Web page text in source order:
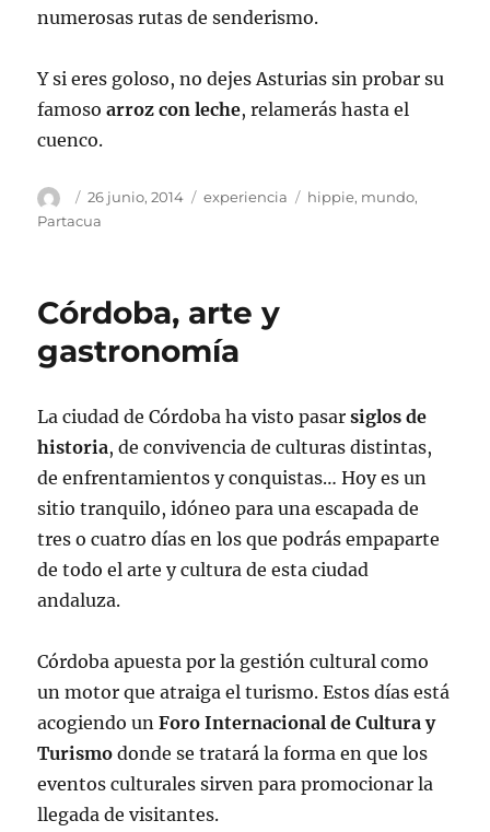
numerosas rutas de senderismo.
Y si eres goloso, no dejes Asturias sin probar su
famosoarroz con leche, relamerás hasta el
cuenco.
AutorPublicado
el
26 junio, 2014 Categorías
experiencia Etiquetas
hippie, mundo,
Partacua
Córdoba, arte y
gastronomía
La ciudad de Córdoba ha visto pasarsiglos de
historia, de convivencia de culturas distintas,
de enfrentamientos y conquistas… Hoy es un
sitio tranquilo, idóneo para una escapada de
tres o cuatro días en los que podrás empaparte
de todo el arte y cultura de esta ciudad
andaluza.
Córdoba apuesta por la gestión cultural como
un motor que atraiga el turismo. Estos días está
acogiendo unForo Internacional de Cultura y
Turismo donde se tratará la forma en que los
eventos culturales sirven para promocionar la
llegada de visitantes.